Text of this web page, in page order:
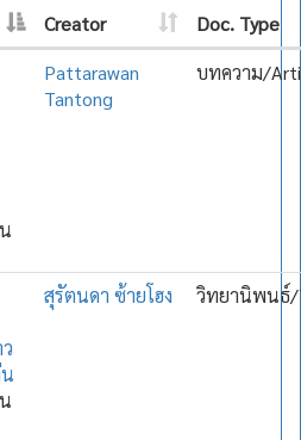
Creator
Doc. Type
Pattarawan
Tantong
บทความ/
สุรัตนดา ซ้ายโฮง วิทยานิพนธ์/